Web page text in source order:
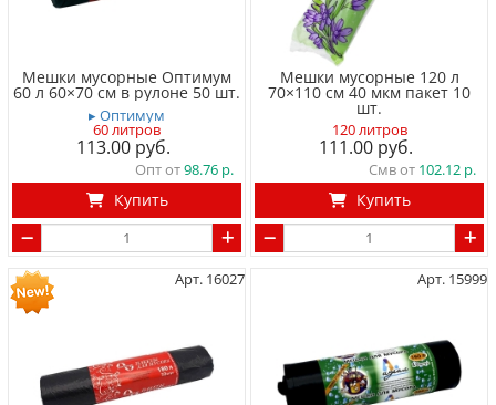
Мешки мусорные Оптимум
60 л 60×70 см в рулоне 50 шт.
▸ Оптимум
60 литров
113.00
Опт от98.76
Купить
Мешки мусорные 120 л
70×110 см 40 мкм пакет 10
шт.
120 литров
111.00
Смв от 102.12
Купить
Арт. 16027 Арт. 15999